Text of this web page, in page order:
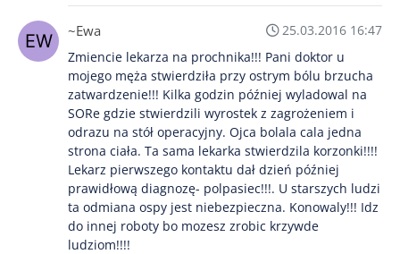
~Ewa
25.03.2016 16:47
Zmiencie lekarza na prochnika!!! Pani doktor u
mojego męża stwierdziła przy ostrym bólu brzucha
zatwardzenie!!! Kilka godzin później wyladowal na
SORe gdzie stwierdzili wyrostek z zagrożeniem i
odrazu na stół operacyjny. Ojca bolala cala jedna
strona ciała. Ta sama lekarka stwierdzila korzonki!!!!
Lekarz pierwszego kontaktu dał dzień później
prawidłową diagnozę- polpasiec!!!. U starszych ludzi
ta odmiana ospy jest niebezpieczna. Konowaly!!! Idz
do innej roboty bo mozesz zrobic krzywde
ludziom!!!!